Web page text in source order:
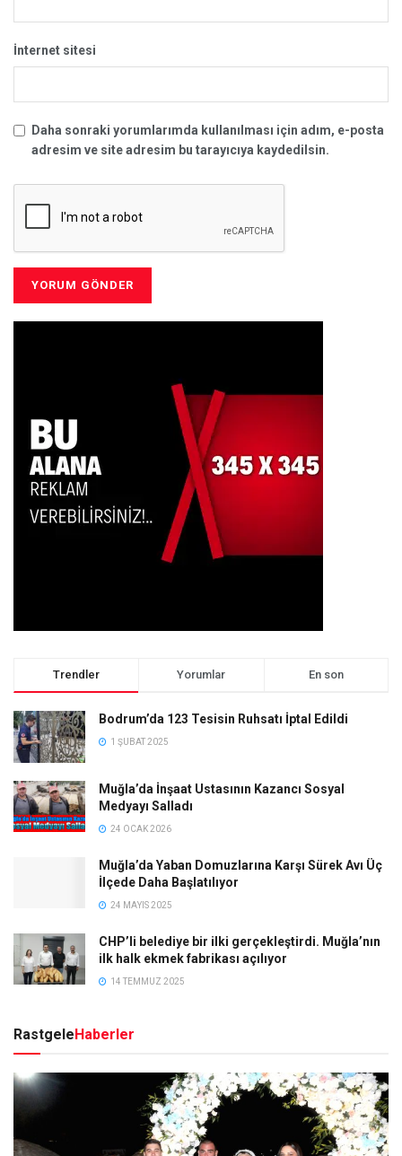
İnternet sitesi
Daha sonraki yorumlarımda kullanılması için adım, e-posta
adresim ve site adresim bu tarayıcıya kaydedilsin.
Trendler Yorumlar En son
Bodrum’da 123 Tesisin Ruhsatı İptal Edildi
1 ŞUBAT 2025
Muğla’da İnşaat Ustasının Kazancı Sosyal
Medyayı Salladı
24 OCAK 2026
Muğla’da Yaban Domuzlarına Karşı Sürek Avı Üç
İlçede Daha Başlatılıyor
24 MAYIS 2025
CHP’li belediye bir ilki gerçekleştirdi. Muğla’nın
ilk halk ekmek fabrikası açılıyor
14 TEMMUZ 2025
RastgeleHaberler